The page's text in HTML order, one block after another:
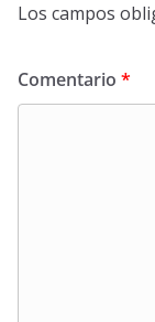
Los campos
Comentario *